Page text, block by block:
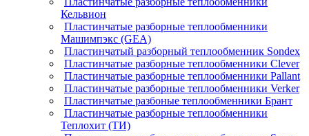
Кельвион
Пластинчатые разборные теплообменники
Машимпэкс (GEA)
Пластинчатый разборный теплообменник Sondex
Пластинчатые разборные теплообменники Clever
Пластинчатые разборные теплообменники Pallant
Пластинчатые разборные теплообменники Verker
Пластинчатые разбоные теплообменники Брант
Пластинчатые разборные теплообменники
Теплохит (ТИ)